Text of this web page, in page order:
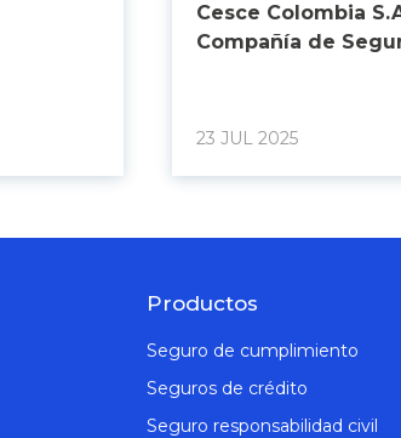
Cesce Colombia
Compañía de
23 JUL 2025
Productos
Seguro de cumplimiento
Seguros de crédito
Seguro responsabilidad civil